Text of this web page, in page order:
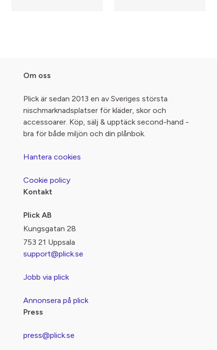
Om oss
Plick är sedan 2013 en av Sveriges största
nischmarknadsplatser för kläder, skor och
accessoarer. Köp, sälj & upptäck second-hand -
bra för både miljön och din plånbok.
Hantera cookies
Cookie policy
Kontakt
Plick AB
Kungsgatan 28
753 21 Uppsala
support@plick.se
Jobb via plick
Annonsera på plick
Press
press@plick.se